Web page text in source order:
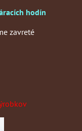
hodín
zavreté